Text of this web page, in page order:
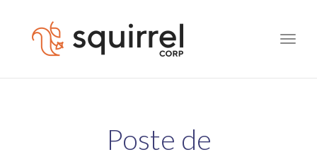
Toggle
Poste de